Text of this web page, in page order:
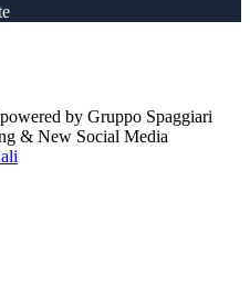
by Gruppo Spaggiari
& New Social Media